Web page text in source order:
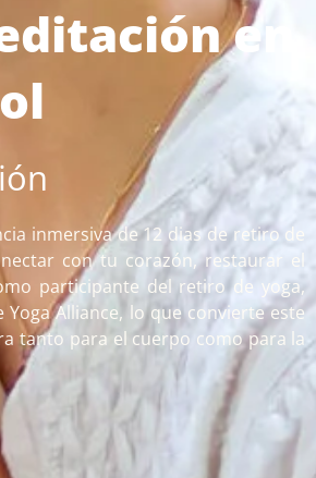
en
inmersiva de 12 dias de retiro de
con tu corazón, restaurar el
participante del retiro de yoga,
Alliance, lo que convierte este
tanto para el cuerpo como para la